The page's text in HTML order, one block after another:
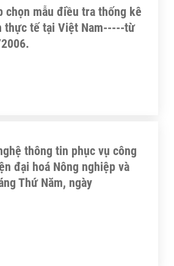
chọn mẫu điều tra thống kê
thực tế tại Việt Nam-----từ
thông tin phục vụ công
đại hoá Nông nghiệp và
Thứ Năm, ngày